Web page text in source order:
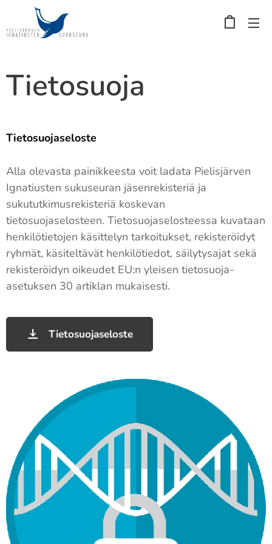
Tietosuoja
Tietosuojaseloste
Alla olevasta painikkeesta voit ladata Pielisjärven
Ignatiusten sukuseuran jäsenrekisteriä ja
sukututkimusrekisteriä koskevan
tietosuojaselosteen. Tietosuojaselosteessa kuvataan
henkilötietojen käsittelyn tarkoitukset, rekisteröidyt
ryhmät, käsiteltävät henkilötiedot, säilytysajat sekä
rekisteröidyn oikeudet EU:n yleisen tietosuoja-
asetuksen 30 artiklan mukaisesti.
Tietosuojaseloste